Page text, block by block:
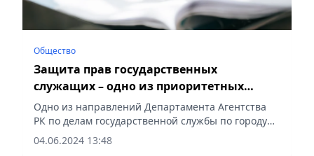
Общество
Защита прав государственных
служащих – одно из приоритетных
направлений
Одно из направлений Департамента Агентства
РК по делам государственной службы по городу
Алматы – восстановление нарушенных прав
граждан и государственных служащих, сообщает
04.06.2024 13:48